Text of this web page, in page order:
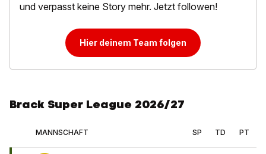
und verpasst keine Story mehr. Jetzt followen!
Hier deinem Team folgen
Brack Super League 2026/27
MANNSCHAFT SP TD PT